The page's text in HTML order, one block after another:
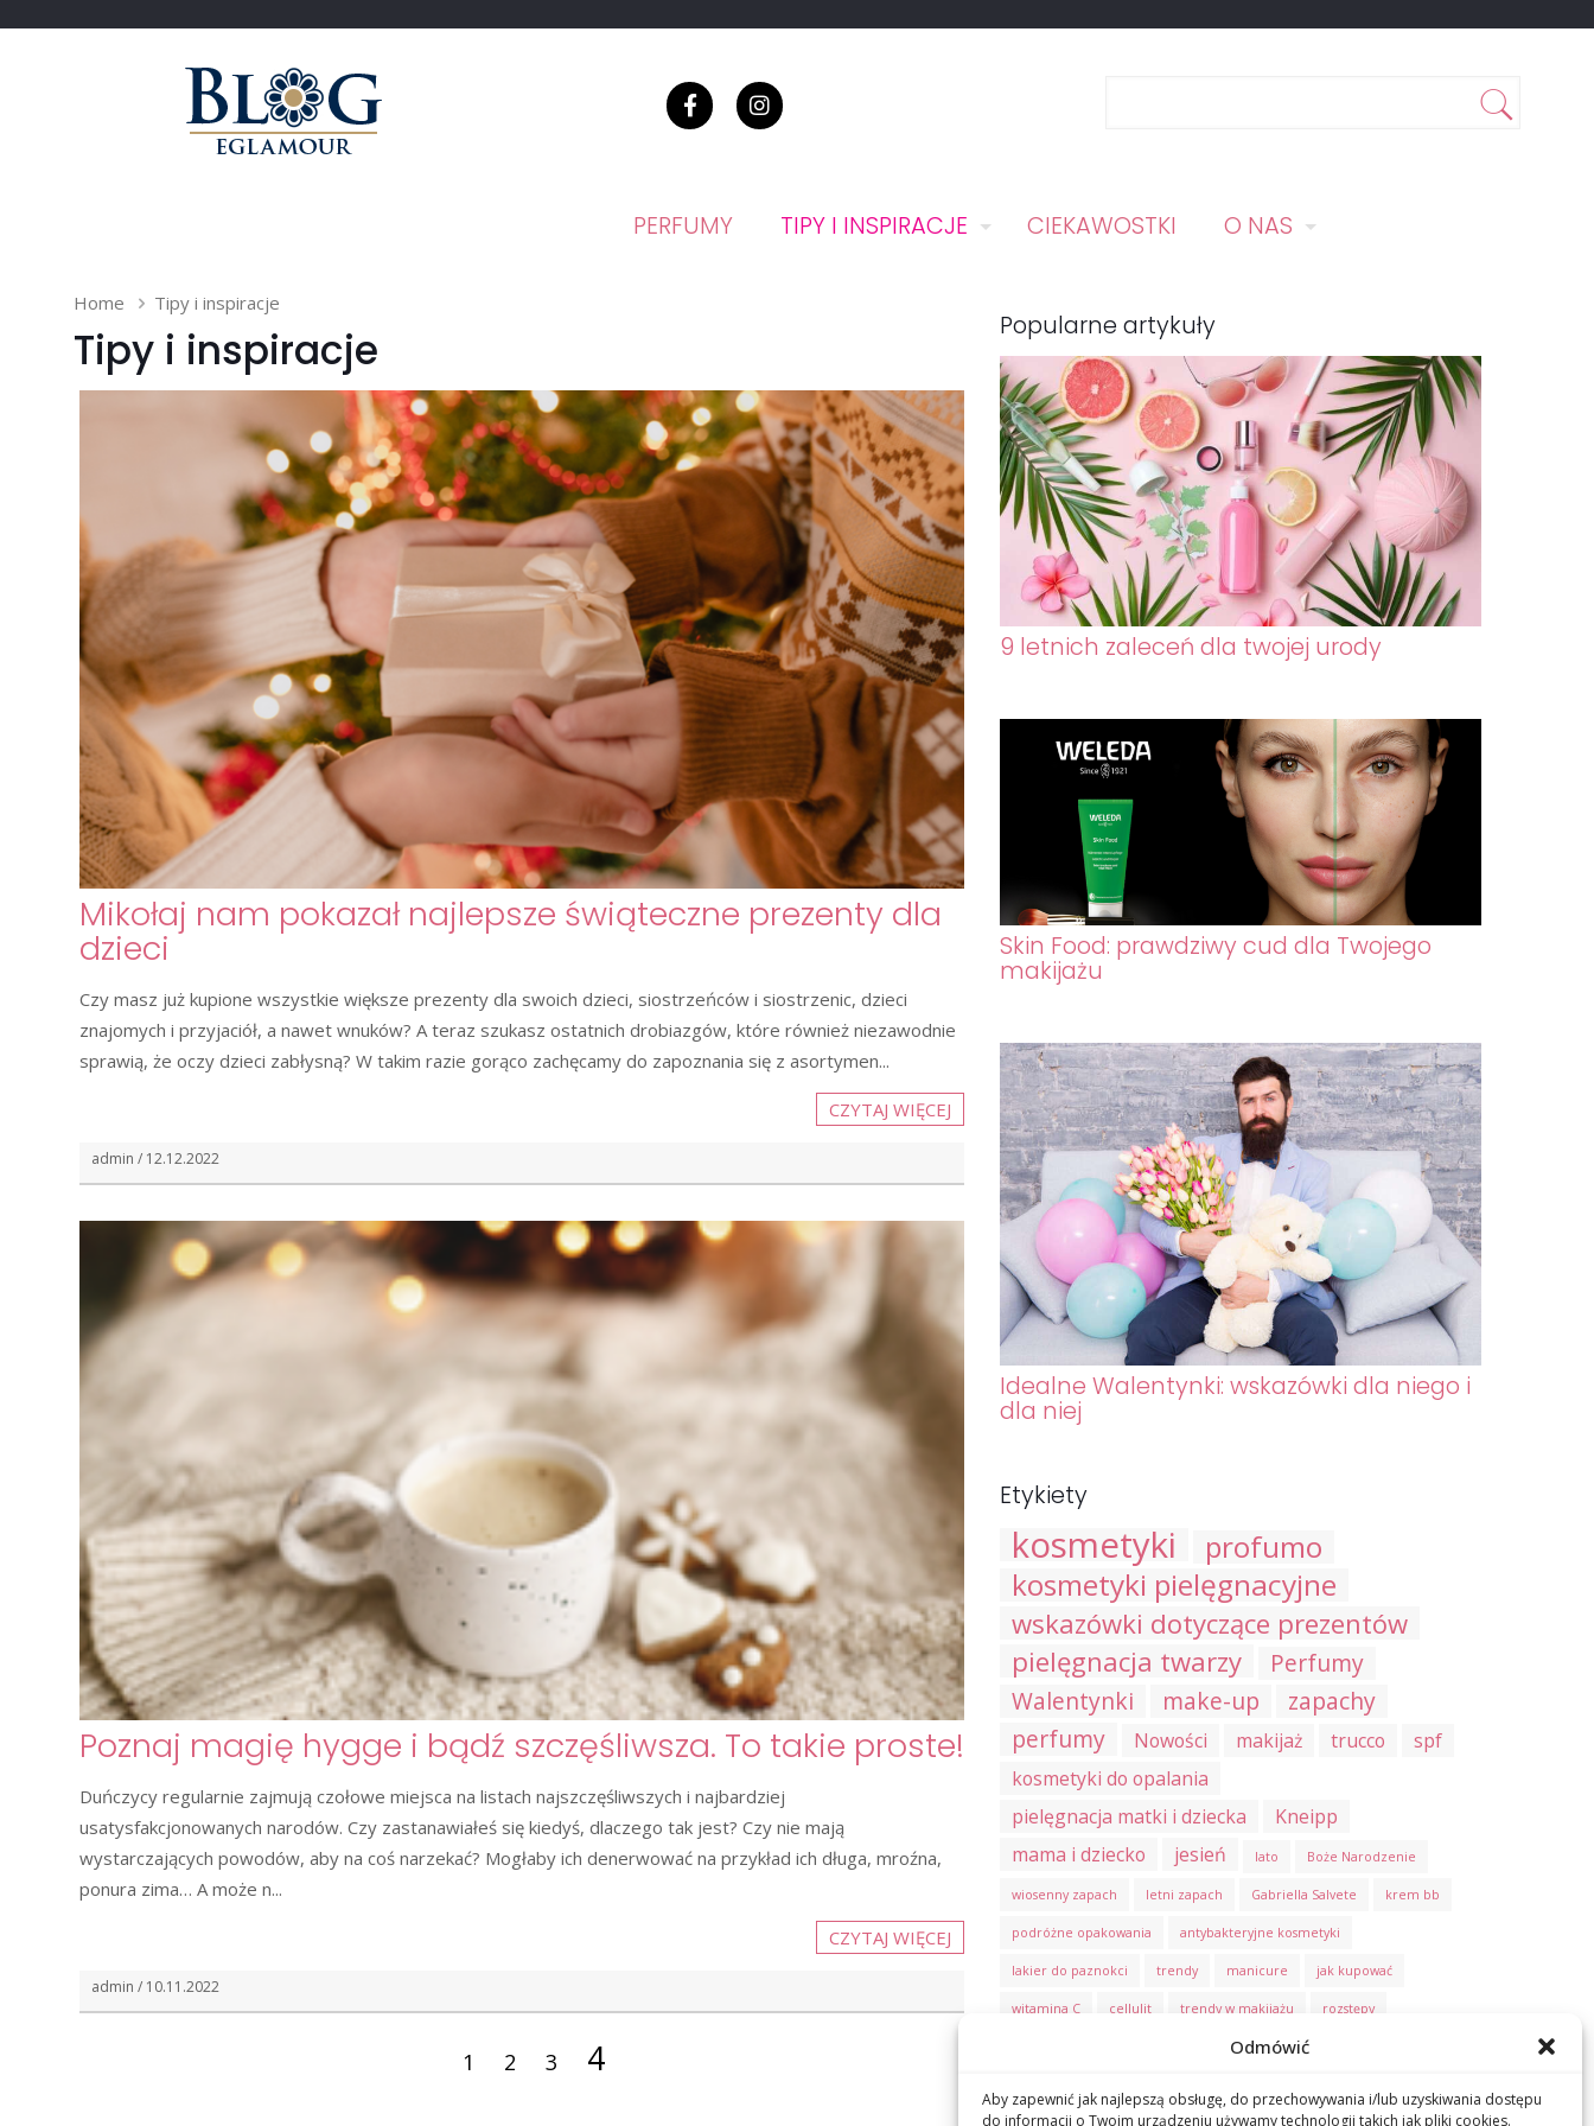
Odmówić
Aby zapewnić jak najlepszą obsługę, do przechowywania i/lub uzyskiwania dostępu
do informacji o Twoim urządzeniu używamy technologii takich jak pliki cookies.
PERFUMY TIPY I INSPIRACJE CIEKAWOSTKI O NAS
Home Tipy i inspiracje
Tipy i inspiracje
Mikołaj nam pokazał najlepsze świąteczne prezenty dla
dzieci
Czy masz już kupione wszystkie większe prezenty dla swoich dzieci, siostrzeńców i siostrzenic, dzieci
znajomych i przyjaciół, a nawet wnuków? A teraz szukasz ostatnich drobiazgów, które również niezawodnie
sprawią, że oczy dzieci zabłysną? W takim razie gorąco zachęcamy do zapoznania się z asortymen...
CZYTAJ WIĘCEJ
admin / 12.12.2022
Poznaj magię hygge i bądź szczęśliwsza. To takie proste!
Duńczycy regularnie zajmują czołowe miejsca na listach najszczęśliwszych i najbardziej
usatysfakcjonowanych narodów. Czy zastanawiałeś się kiedyś, dlaczego tak jest? Czy nie mają
wystarczających powodów, aby na coś narzekać? Mogłaby ich denerwować na przykład ich długa, mroźna,
ponura zima… A może n...
CZYTAJ WIĘCEJ
admin / 10.11.2022
1 2 3 4
Popularne artykuły
9 letnich zaleceń dla twojej urody
Skin Food: prawdziwy cud dla Twojego
makijażu
Idealne Walentynki: wskazówki dla niego i
dla niej
Etykiety
kosmetyki
profumo
kosmetyki pielęgnacyjne
wskazówki dotyczące prezentów
pielęgnacja twarzy
Perfumy
Walentynki
make-up
zapachy
perfumy
Nowości makijaż trucco
spf
kosmetyki do opalania
pielęgnacja matki i dziecka
Kneipp
mama i dziecko
jesień lato Boże Narodzenie
wiosenny zapach letni zapach Gabriella Salvete krem bb
podróżne opakowania antybakteryjne kosmetyki
lakier do paznokci trendy manicure jak kupować
witamina C cellulit trendy w makijażu rozstępy
pedicure
Kosmetyki dla dzieci